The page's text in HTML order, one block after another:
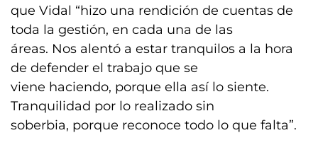
que Vidal “hizo una rendición de cuentas de
toda la gestión, en cada una de las
áreas. Nos alentó a estar tranquilos a la hora
de defender el trabajo que se
viene haciendo, porque ella así lo siente.
Tranquilidad por lo realizado sin
soberbia, porque reconoce todo lo que falta”.